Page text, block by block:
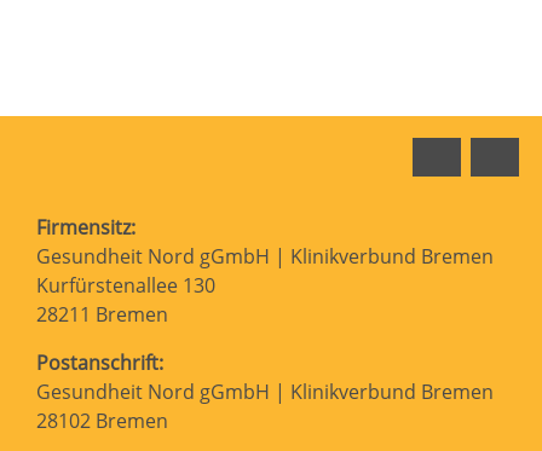
Firmensitz:
Gesundheit Nord gGmbH | Klinikverbund Bremen
Kurfürstenallee 130
28211 Bremen
Postanschrift:
Gesundheit Nord gGmbH | Klinikverbund Bremen
28102 Bremen